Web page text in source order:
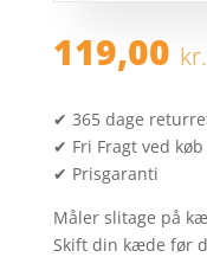
119,00 kr.
✔ 365 dage
✔ Fri Fragt ved
✔ Prisgaranti
Måler slitage på
Skift din kæde før